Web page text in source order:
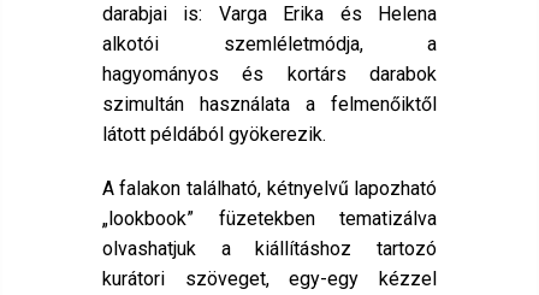
darabjai is: Varga Erika és Helena
alkotói szemléletmódja, a
hagyományos és kortárs darabok
szimultán használata a felmenőiktől
látott példából gyökerezik.
A falakon található, kétnyelvű lapozható
„lookbook” füzetekben tematizálva
olvashatjuk a kiállításhoz tartozó
kurátori szöveget, egy-egy kézzel